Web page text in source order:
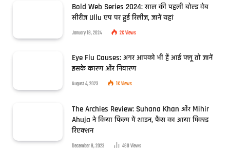
Bold Web Series 2024: साल की पहली बोल्ड वेब
सीरीज Ullu एप पर हुई रिलीज, जानें यहां
January 18, 2024 2KViews
Eye Flu Causes: अगर आपको भी है आई फ्लू तो जानें
इसके कारण और निवारण
August 4, 2023 1KViews
The Archies Review: Suhana Khan और Mihir
Ahuja ने किया फिल्म में शाइन, फैंस का आया मिक्स्ड
रिएक्शन
December 8, 2023 460Views